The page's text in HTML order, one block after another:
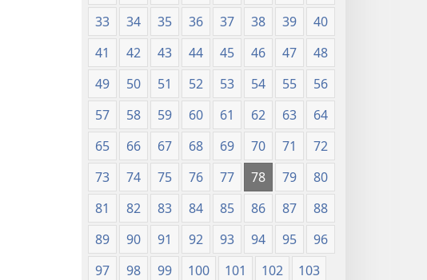
33
34 35 36 37 38 39
40
41
42 43 44 45 46 47
48
49
50 51 52 53 54 55
56
57
58 59 60 61 62 63
64
65
66 67 68 69 70 71
72
73
74 75 76 77 78 79
80
81
82 83 84 85 86 87
88
89
90 91 92 93 94 95
96
97
98 99 100 101 102
103